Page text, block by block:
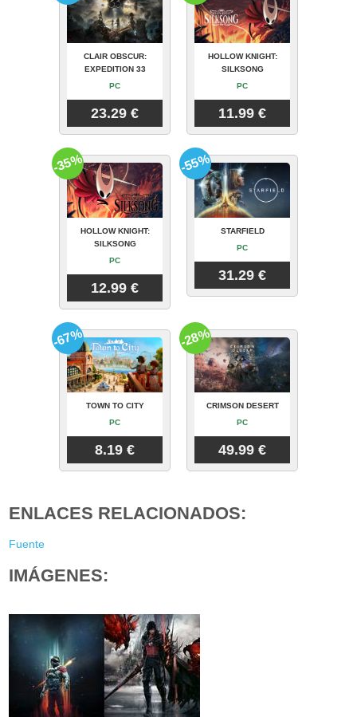
CLAIR OBSCUR:
EXPEDITION 33
PC
23.29 €
HOLLOW KNIGHT:
SILKSONG
PC
11.99 €
HOLLOW KNIGHT:
SILKSONG
PC
12.99 €
-35%
STARFIELD
PC
31.29 €
-55%
TOWN TO CITY
PC
8.19 €
-67%
CRIMSON DESERT
PC
49.99 €
-28%
ENLACES RELACIONADOS:
Fuente
IMÁGENES: